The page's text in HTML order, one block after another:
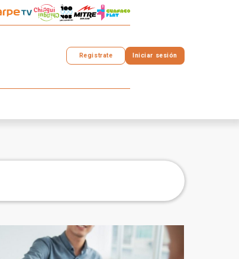
Registrate Iniciar sesión